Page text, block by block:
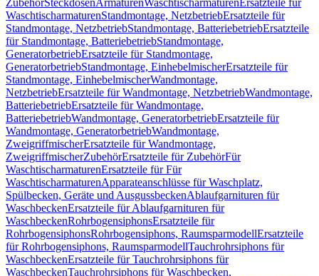
ZubehörSteckdosenArmaturenWaschtischarmaturen Ersatzteile für
WaschtischarmaturenStandmontage, NetzbetriebErsatzteile für
Standmontage, NetzbetriebStandmontage, BatteriebetriebErsatzteile
für Standmontage, BatteriebetriebStandmontage,
GeneratorbetriebErsatzteile für Standmontage,
GeneratorbetriebStandmontage, EinhebelmischerErsatzteile für
Standmontage, EinhebelmischerWandmontage,
NetzbetriebErsatzteile für Wandmontage, NetzbetriebWandmontage,
BatteriebetriebErsatzteile für Wandmontage,
BatteriebetriebWandmontage, GeneratorbetriebErsatzteile für
Wandmontage, GeneratorbetriebWandmontage,
ZweigriffmischerErsatzteile für Wandmontage,
ZweigriffmischerZubehörErsatzteile für ZubehörFür
WaschtischarmaturenErsatzteile für Für
WaschtischarmaturenApparateanschlüsse für Waschplatz,
Spülbecken, Geräte und AusgussbeckenAblaufgarnituren für
WaschbeckenErsatzteile für Ablaufgarnituren für
WaschbeckenRohrbogensiphonsErsatzteile für
RohrbogensiphonsRohrbogensiphons, RaumsparmodellErsatzteile
für Rohrbogensiphons, RaumsparmodellTauchrohrsiphons für
WaschbeckenErsatzteile für Tauchrohrsiphons für
WaschbeckenTauchrohrsiphons für Waschbecken,